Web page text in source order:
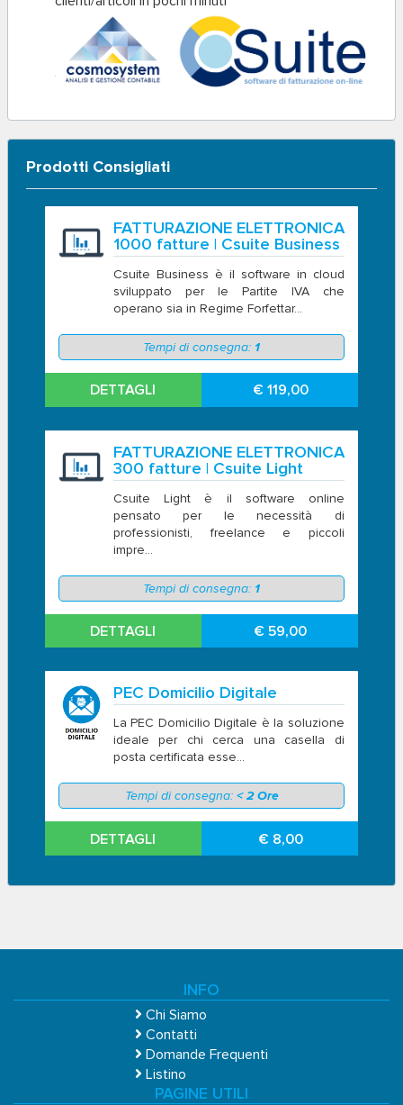
Prodotti Consigliati
FATTURAZIONE ELETTRONICA
1000 fatture | Csuite Business
Csuite Business è il software in cloud
sviluppato per le Partite IVA che
operano sia in Regime Forfettar...
Tempi di consegna: 1
DETTAGLI € 119,00
FATTURAZIONE ELETTRONICA
300 fatture | Csuite Light
Csuite Light è il software online
pensato per le necessità di
professionisti, freelance e piccoli
impre...
Tempi di consegna: 1
DETTAGLI € 59,00
PEC Domicilio Digitale
La PEC Domicilio Digitale è la soluzione
ideale per chi cerca una casella di
posta certificata esse...
Tempi di consegna: < 2 Ore
DETTAGLI € 8,00
INFO
Chi Siamo
Contatti
Domande Frequenti
Listino
PAGINE UTILI